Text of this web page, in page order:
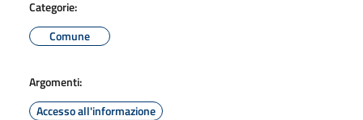
Categorie:
Comune
Argomenti:
Accesso all'informazione